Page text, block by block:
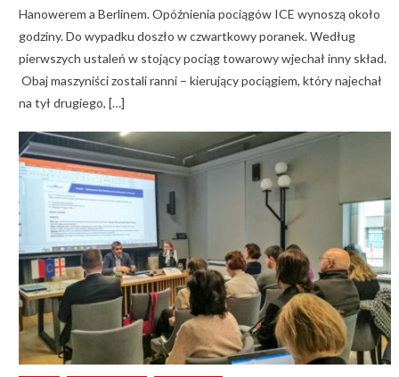
Hanowerem a Berlinem. Opóźnienia pociągów ICE wynoszą około
godziny. Do wypadku doszło w czwartkowy poranek. Według
pierwszych ustaleń w stojący pociąg towarowy wjechał inny skład.
Obaj maszyniści zostali ranni – kierujący pociągiem, który najechał
na tył drugiego, […]